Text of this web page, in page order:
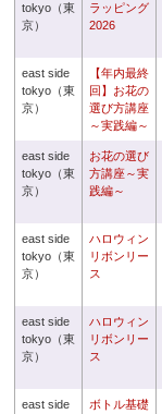
tokyo（東
京）
ラッピング
2026
east side
tokyo（東
京）
【年内最終
回】お花の
選び方講座
～実践編～
east side
tokyo（東
京）
お花の選び
方講座～実
践編～
east side
tokyo（東
京）
ハロウィン
リボンリー
ス
east side
tokyo（東
京）
ハロウィン
リボンリー
ス
east side
ボトル基礎